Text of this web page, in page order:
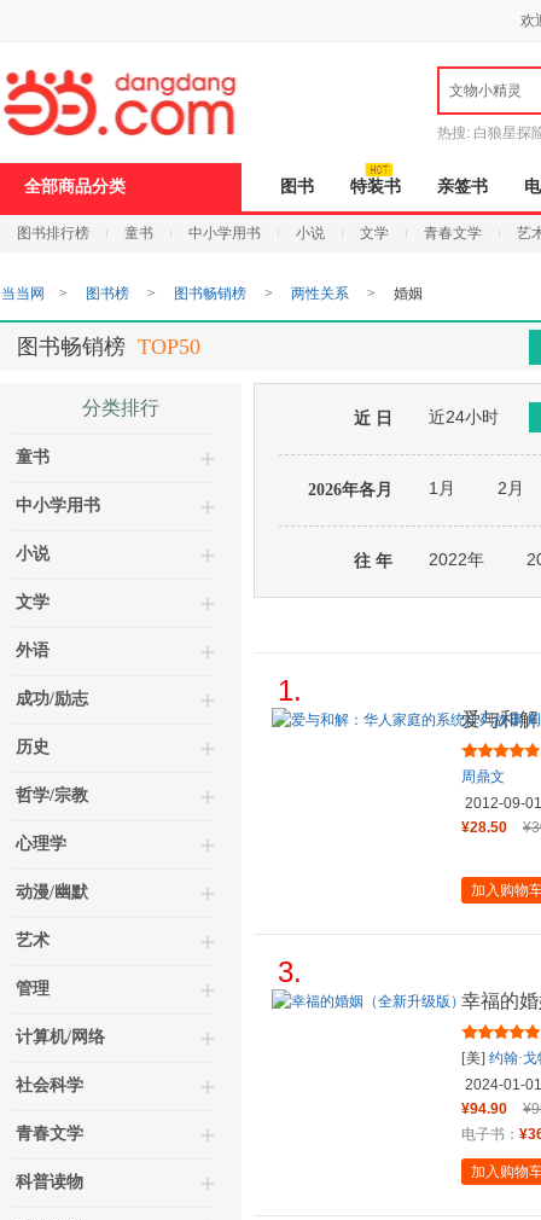
欢
文物小精灵
热搜: 白狼星探
全部商品分类 图书 特装书 亲签书
图书排行榜 童书 中小学用书 小说 文学 青春文学 艺
当当网 > 图书榜 > 图书畅销榜 > 两性关系 > 婚姻
图书畅销榜 TOP50
分类排行
童书
中小学用书
小说
文学
外语
成功/励志
历史
哲学/宗教
心理学
动漫/幽默
艺术
管理
计算机/网络
社会科学
青春文学
科普读物
近 日 近24小时
2026年各月 1月 2月
往 年 2022年
1.
爱与和
文 商务
周鼎文
2012-09-01
¥28.50
加入购物
3.
幸福的
[美] 约翰·
冷爱
译，
2024-01-01
¥94.90
电子书：
加入购物
打
开
无
障
页
加